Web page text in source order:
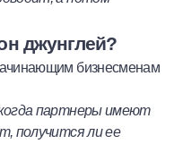
джунглей?
бизнесменам
партнеры имеют
получится ли ее